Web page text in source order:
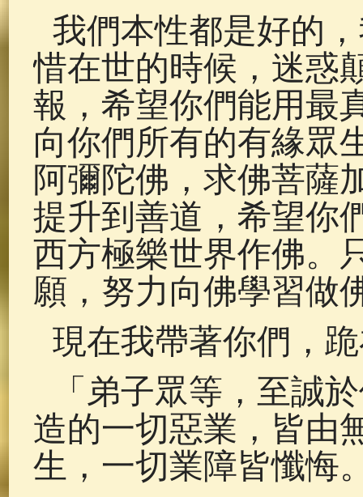
我們本性都是好的
惜在世的時候，迷惑
報，希望你們能用最
向你們所有的有緣眾
阿彌陀佛，求佛菩薩
提升到善道，希望你
西方極樂世界作佛。
願，努力向佛學習做
現在我帶著你們，
「弟子眾等，至誠
造的一切惡業，皆由
生，一切業障皆懺悔